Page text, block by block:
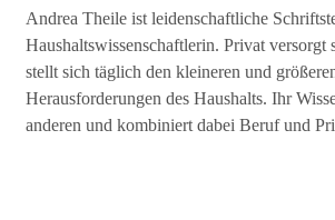
Andrea Theile ist leidenschaftliche
Haushaltswissenschaftlerin. Privat versorgt
stellt sich täglich den kleineren und
Herausforderungen des Haushalts. Ihr
anderen und kombiniert dabei Beruf und